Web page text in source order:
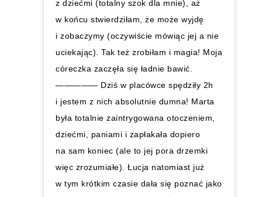
z dziećmi (totalny szok dla mnie), aż
w końcu stwierdziłam, że może wyjdę
i zobaczymy (oczywiście mówiąc jej a nie
uciekając). Tak też zrobiłam i magia! Moja
córeczka zaczęła się ładnie bawić.
————— Dziś w placówce spędziły 2h
i jestem z nich absolutnie dumna! Marta
była totalnie zaintrygowana otoczeniem,
dziećmi, paniami i zapłakała dopiero
na sam koniec (ale to jej pora drzemki
więc zrozumiałe). Łucja natomiast już
w tym krótkim czasie dała się poznać jako